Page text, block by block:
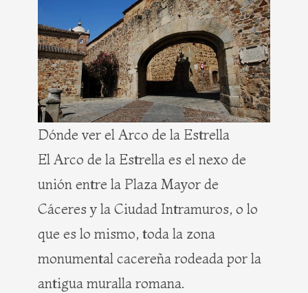
Dónde ver el Arco de la Estrella
El Arco de la Estrella es el nexo de
unión entre la Plaza Mayor de
Cáceres y la Ciudad Intramuros, o lo
que es lo mismo, toda la zona
monumental cacereña rodeada por la
antigua muralla romana.